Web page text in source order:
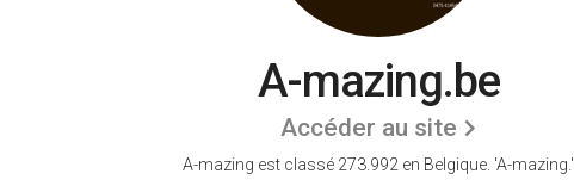
A-mazing.be
Accéder au site
A-mazing est classé 273.992 en Belgique. 'A-mazing.'